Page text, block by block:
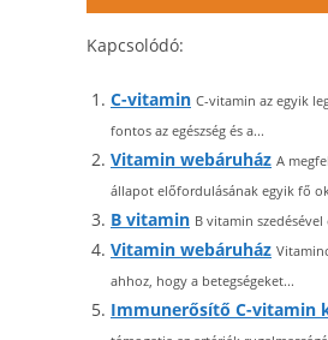
Kapcsolódó:
C-vitamin C-vitamin az egyik
fontos az egészség és a...
Vitamin webáruház A
állapot előfordulásának egyik fő
B vitamin B vitamin
Vitamin webáruház
ahhoz, hogy a betegségeket...
Immunerősítő C-vitamin